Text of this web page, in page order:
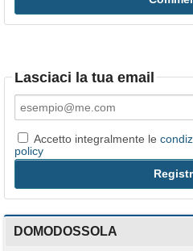
Lasciaci la tua email
Accetto integralmente le
policy
DOMODOSSOLA